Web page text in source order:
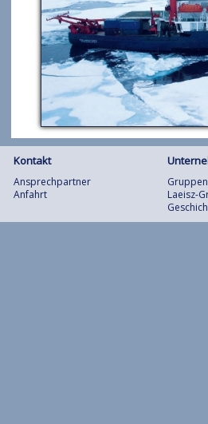
Kontakt
Ansprechpartner
Anfahrt
Laeisz-